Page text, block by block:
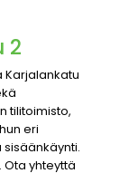
2
Karjalankatu
tilitoimisto,
eri
Ota yhteyttä